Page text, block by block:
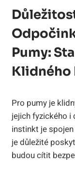
Pumy:
Klidného
Pro pumy je
jejich fyzického i
instinkt je
je důležité
budou cítit